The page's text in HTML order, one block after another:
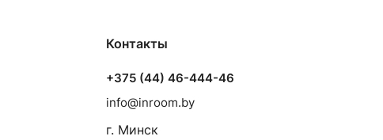
Контакты
+375 (44) 46-444-46
info@inroom.by
г. Минск